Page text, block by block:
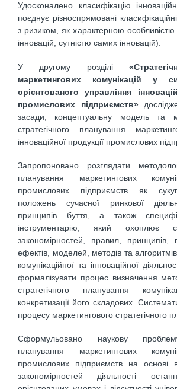
Удосконалено класифікацію
поєднує різноспрямовані
з ризиком, як характерною особливістю
інновацій, сутністю самих інновацій).
У другому розділі
маркетингових комунікацій у
орієнтованого управління
промислових підприємств»
засади, концептуальну модель та
стратегічного планування
інноваційної продукції промислових
Запропоновано розглядати
планування маркетингових
промислових підприємств як
положень сучасної ринкової
принципів буття, а також
інструментарію, який охоплює
закономірностей, правил, принципів,
ефектів, моделей, методів та
комунікаційної та інноваційної
формалізувати процес визначення
стратегічного планування
конкретизації його складових.
процесу маркетингового стратегічного
Сформульовано наукову
планування маркетингових
промислових підприємств на основі
закономірностей діяльності